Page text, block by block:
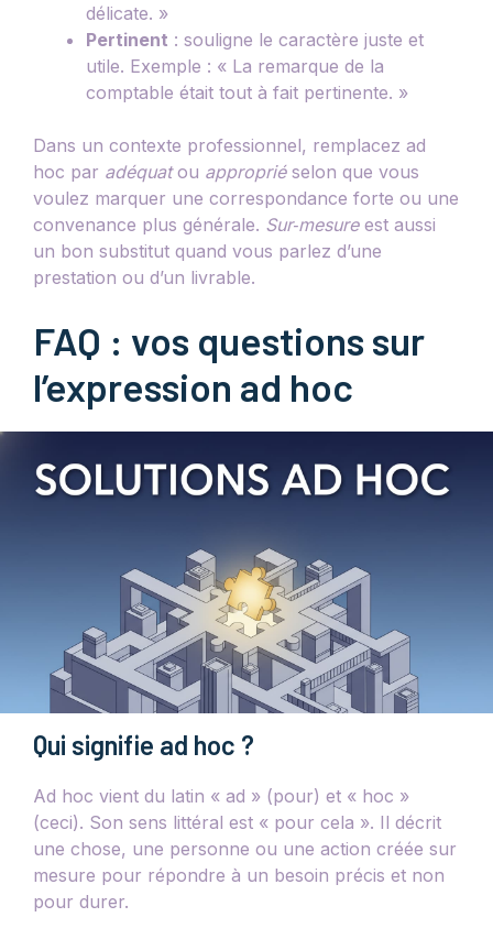
délicate. »
Pertinent : souligne le caractère juste et
utile. Exemple : « La remarque de la
comptable était tout à fait pertinente. »
Dans un contexte professionnel, remplacez ad
hoc par adéquatou appropriéselon que vous
voulez marquer une correspondance forte ou une
convenance plus générale. Sur‑mesureest aussi
un bon substitut quand vous parlez d’une
prestation ou d’un livrable.
FAQ : vos questions sur
l’expression ad hoc
Qui signifie ad hoc ?
Ad hoc vient du latin « ad » (pour) et « hoc »
(ceci). Son sens littéral est « pour cela ». Il décrit
une chose, une personne ou une action créée sur
mesure pour répondre à un besoin précis et non
pour durer.